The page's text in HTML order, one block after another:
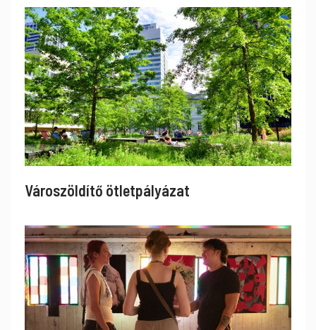
Városzöldítő ötletpályázat